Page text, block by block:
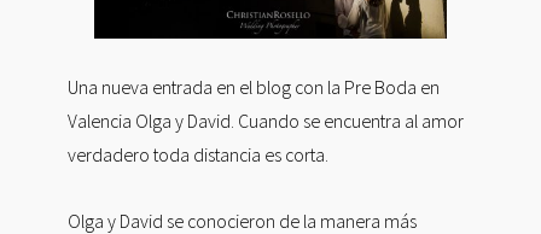
Una nueva entrada en el blog con la Pre Boda en
Valencia Olga y David. Cuando se encuentra al amor
verdadero toda distancia es corta.
Olga y David se conocieron de la manera más